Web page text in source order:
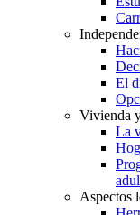
El
Vivienda
La
Aspectos